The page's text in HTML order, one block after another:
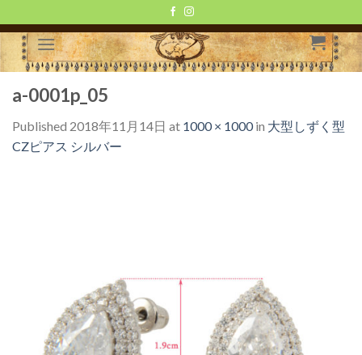
to
content
a-0001p_05
Published 2018年11月14日 at 1000 × 1000in 大型しずく型
CZピアス シルバー